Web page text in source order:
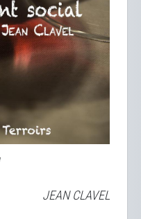
JEAN CLAVEL